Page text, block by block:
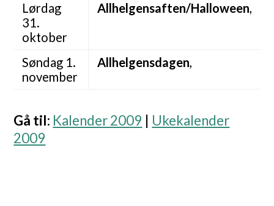
Lørdag
31.
oktober
Allhelgensaften/Halloween,
Søndag 1.
november
Allhelgensdagen,
Gå til: Kalender 2009
Ukekalender
2009